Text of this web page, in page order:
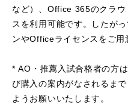
など）、Office 365のクラ
スを利用可能です。したが
ンやOfficeライセンスをご用
* AO・推薦入試合格者の方
び購入の案内がなされるま
ようお願いいたします。